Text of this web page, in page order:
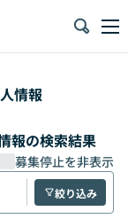
情報
報の検索結果
募集停止を非表示
絞り込み